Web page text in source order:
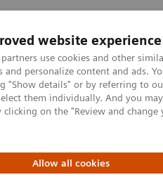
website experience
use cookies and other
and personalize content and ads.
"Show details" or by referring to
them individually. And you
clicking on the "Review and
Allow all cookies
Insights La nostra
stampa
una partnership strategica
test diagnostici per migliorare